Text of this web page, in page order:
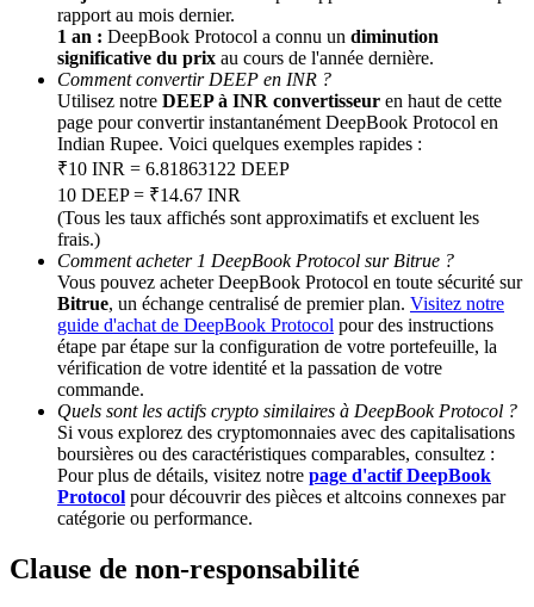
BTC Welcome Rewards
Deposit & Trade BTC to Share 25000 USDT prize pool!
Deposit CASHCAT & Win
Share 500000 CASHCAT prize pool
Exclusive for BitMart Users
Register & Trade to Win 500,000 USDT
Precious Metals Trading Carnival
Trade Gold & Silver · 33,333 USDT Bonus
rapport au mois dernier.
1 an : DeepBook Protocol a connu un diminution
significative du prix au cours de l'année dernière.
Comment convertir DEEP en INR ?
Utilisez notre DEEP à INR convertisseur en haut de cette
page pour convertir instantanément DeepBook Protocol en
Indian Rupee. Voici quelques exemples rapides :
₹10 INR = 6.81863122 DEEP
10 DEEP = ₹14.67 INR
(Tous les taux affichés sont approximatifs et excluent les
frais.)
Comment acheter 1 DeepBook Protocol sur Bitrue ?
Vous pouvez acheter DeepBook Protocol en toute sécurité sur
Bitrue, un échange centralisé de premier plan. Visitez notre
guide d'achat de DeepBook Protocol pour des instructions
étape par étape sur la configuration de votre portefeuille, la
vérification de votre identité et la passation de votre
commande.
Quels sont les actifs crypto similaires à DeepBook Protocol ?
Si vous explorez des cryptomonnaies avec des capitalisations
boursières ou des caractéristiques comparables, consultez :
Pour plus de détails, visitez notre page d'actif DeepBook
Protocol pour découvrir des pièces et altcoins connexes par
catégorie ou performance.
Clause de non-responsabilité